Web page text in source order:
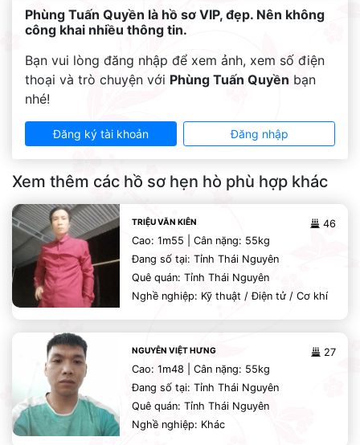
Phùng Tuấn Quyền là hồ sơ VIP, đẹp. Nên không
công khai nhiều thông tin.
Bạn vui lòng đăng nhập để xem ảnh, xem số điện
thoại và trò chuyện với Phùng Tuấn Quyền bạn
nhé!
Đăng ký tài khoản Đăng nhập
Xem thêm các hồ sơ hẹn hò phù hợp khác
46
TRIỆU VĂN KIÊN
Cao: 1m55 | Cân nặng: 55kg
Đang số tại: Tỉnh Thái Nguyên
Quê quán: Tỉnh Thái Nguyên
Nghề nghiệp: Kỹ thuật / Điện tử / Cơ khí
27
NGUYỄN VIỆT HƯNG
Cao: 1m48 | Cân nặng: 55kg
Đang số tại: Tỉnh Thái Nguyên
Quê quán: Tỉnh Thái Nguyên
Nghề nghiệp: Khác